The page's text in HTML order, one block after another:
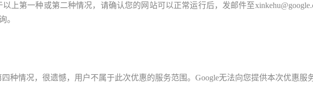
上第一种或第二种情况，请确认您的网站可以正常运行后，发邮件至
。
种情况，很遗憾，用户不属于此次优惠的服务范围。Google无法向您提供本次优惠服